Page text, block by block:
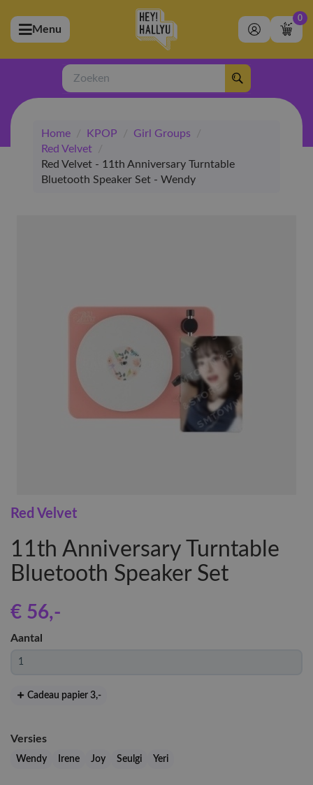
(Artiesten)
(Merchandise)
(Exclusive)
(Winkel)
Menu
0
Zoeken
Home / KPOP / Girl Groups
/
Red Velvet
/
Red Velvet - 11th Anniversary Turntable
Bluetooth Speaker Set - Wendy
Red Velvet
11th Anniversary Turntable
Bluetooth Speaker Set
€ 56,-
Aantal
Cadeau papier 3,-
Versies
Wendy Irene Joy Seulgi Yeri